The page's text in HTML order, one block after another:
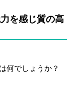
を感じ質の高
何でしょうか？